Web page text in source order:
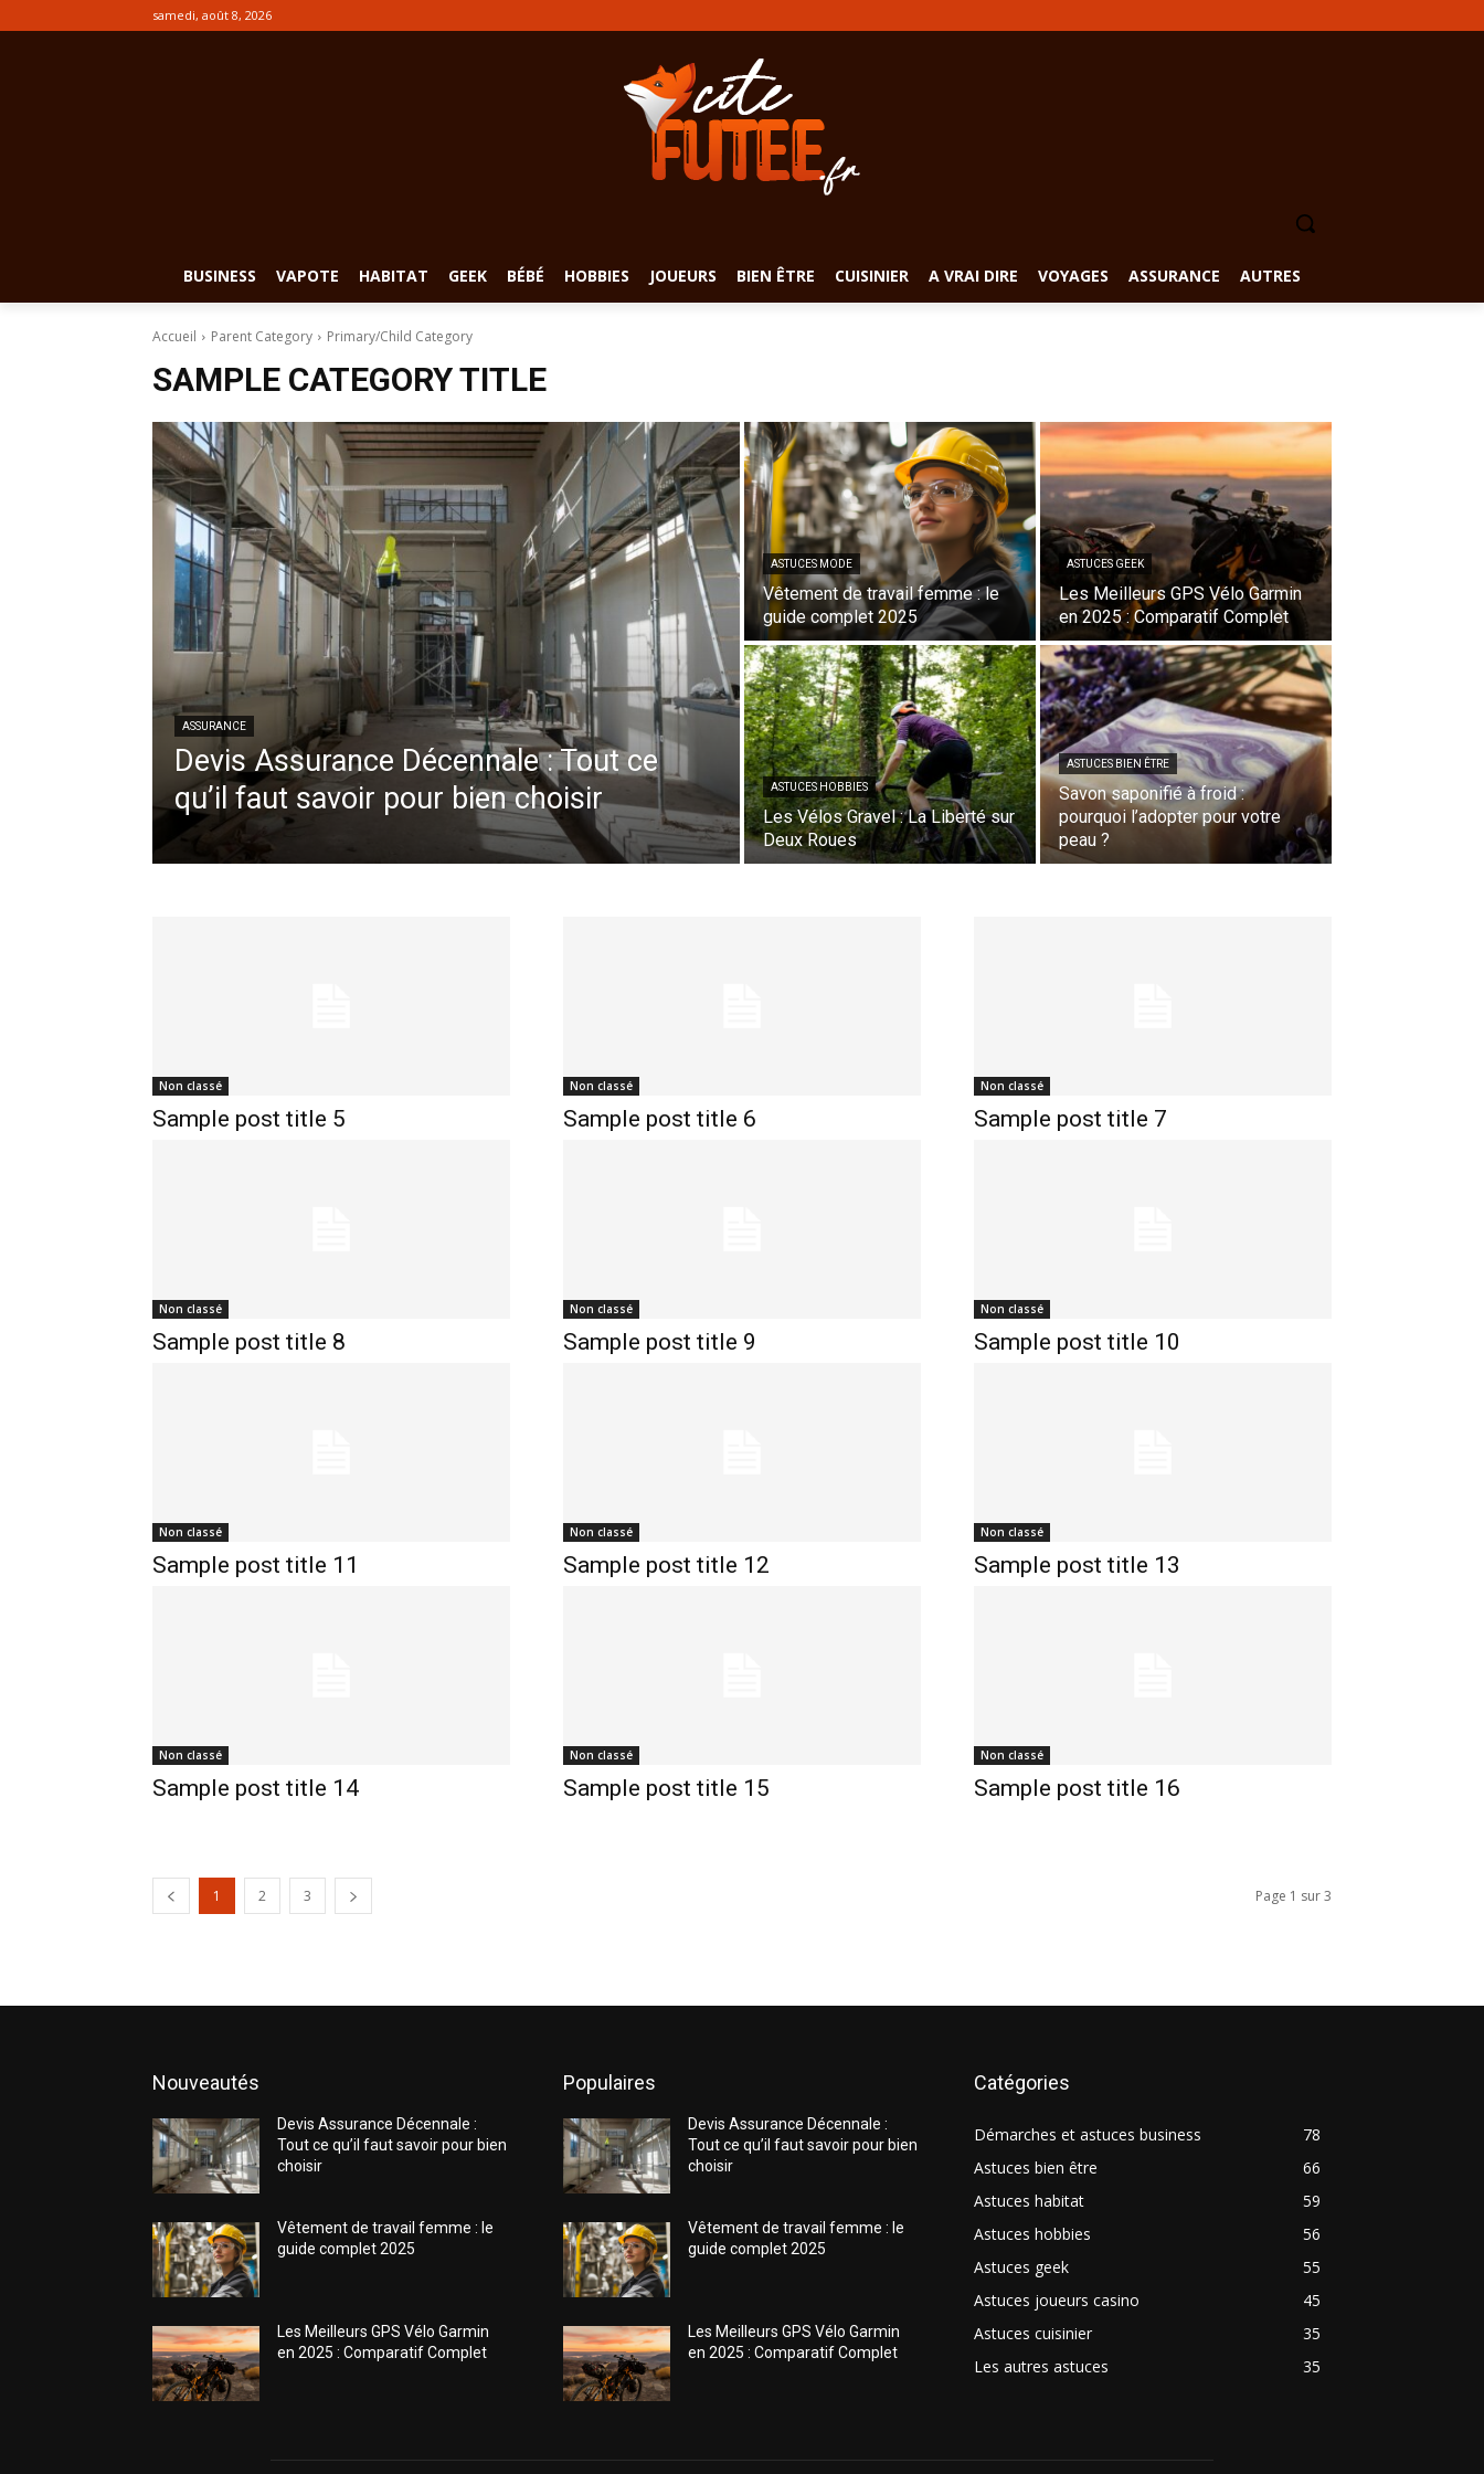
samedi, août 8, 2026
BUSINESS VAPOTE HABITAT GEEK BÉBÉ HOBBIES JOUEURS BIEN ÊTRE CUISINIER A VRAI DIRE VOYAGES ASSURANCE AUTRES
Accueil Parent Category Primary/Child Category
SAMPLE CATEGORY TITLE
ASSURANCE
Devis Assurance Décennale : Tout ce
qu’il faut savoir pour bien choisir
ASTUCES MODE
Vêtement de travail femme : le
guide complet 2025
ASTUCES GEEK
Les Meilleurs GPS Vélo Garmin
en 2025 : Comparatif Complet
ASTUCES HOBBIES
Les Vélos Gravel : La Liberté sur
Deux Roues
ASTUCES BIEN ÊTRE
Savon saponifié à froid :
pourquoi l’adopter pour votre
peau ?
Non classé
Sample post title 5
Non classé
Sample post title 6
Non classé
Sample post title 7
Non classé
Sample post title 8
Non classé
Sample post title 9
Non classé
Sample post title 10
Non classé
Sample post title 11
Non classé
Sample post title 12
Non classé
Sample post title 13
Non classé
Sample post title 14
Non classé
Sample post title 15
Non classé
Sample post title 16
1 2 3 Page 1 sur 3
Nouveautés
Devis Assurance Décennale :
Tout ce qu’il faut savoir pour bien
choisir
Vêtement de travail femme : le
guide complet 2025
Les Meilleurs GPS Vélo Garmin
en 2025 : Comparatif Complet
Populaires
Devis Assurance Décennale :
Tout ce qu’il faut savoir pour bien
choisir
Vêtement de travail femme : le
guide complet 2025
Les Meilleurs GPS Vélo Garmin
en 2025 : Comparatif Complet
Catégories
Démarches et astuces business
78
Astuces bien être
66
Astuces habitat
59
Astuces hobbies
56
Astuces geek
55
Astuces joueurs casino
45
Astuces cuisinier
35
Les autres astuces
35